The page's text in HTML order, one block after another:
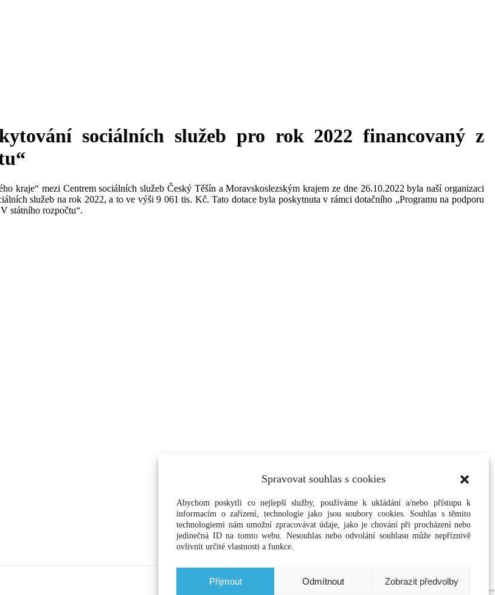
Spravovat souhlas s cookies
Abychom poskytli co nejlepší služby, používáme k ukládání a/nebo přístupu k
informacím o zařízení, technologie jako jsou soubory cookies. Souhlas s těmito
technologiemi nám umožní zpracovávat údaje, jako je chování při procházení nebo
jedinečná ID na tomto webu. Nesouhlas nebo odvolání souhlasu může nepříznivě
ovlivnit určité vlastnosti a funkce.
Přijmout Odmítnout Zobrazit předvolby
sociálních služeb pro rok 2022 financovaný z
kraje“ mezi Centrem sociálních služeb Český Těšín a Moravskoslezským krajem ze dne 26.10.2022 byla naší organizaci
služeb na rok 2022, a to ve výši 9 061 tis. Kč. Tato dotace byla poskytnuta v rámci dotačního „Programu na podporu
státního rozpočtu“.